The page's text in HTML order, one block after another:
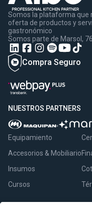
Somos la plataforma que
oferta de productos y
gastronómico
Somos parte de Marsol,
Compra Seguro
NUESTROS PARTNERS
Equipamiento
Accesorios & Mobiliario
Insumos
Cursos